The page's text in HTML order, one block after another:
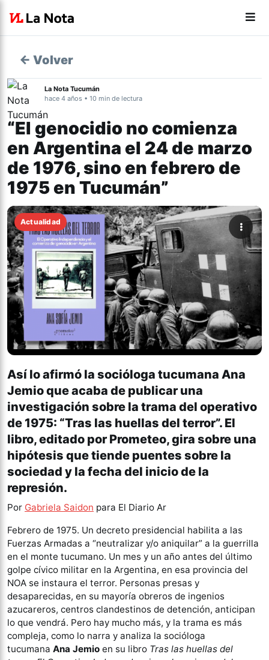
← Volver
La Nota Tucumán
hace 4 años • 10 min de lectura
“El genocidio no comienza
en Argentina el 24 de marzo
de 1976, sino en febrero de
1975 en Tucumán”
Actualidad
Así lo afirmó la socióloga tucumana Ana
Jemio que acaba de publicar una
investigación sobre la trama del operativo
de 1975: “Tras las huellas del terror”. El
libro, editado por Prometeo, gira sobre una
hipótesis que tiende puentes sobre la
sociedad y la fecha del inicio de la
represión.
Por Gabriela Saidon para El Diario Ar
Febrero de 1975. Un decreto presidencial habilita a las
Fuerzas Armadas a “neutralizar y/o aniquilar” a la guerrilla
en el monte tucumano. Un mes y un año antes del último
golpe cívico militar en la Argentina, en esa provincia del
NOA se instaura el terror. Personas presas y
desaparecidas, en su mayoría obreros de ingenios
azucareros, centros clandestinos de detención, anticipan
lo que vendrá. Pero hay mucho más, y la trama es más
compleja, como lo narra y analiza la socióloga
tucumana Ana Jemio en su libro Tras las huellas del